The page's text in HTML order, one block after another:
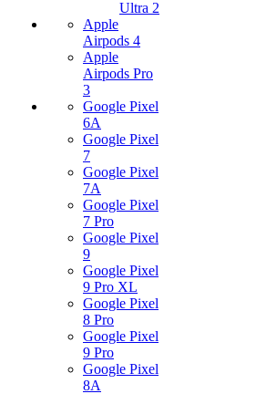
Ultra 2
Apple
Airpods 4
Apple
Airpods Pro
3
Google Pixel
6A
Google Pixel
7
Google Pixel
7А
Google Pixel
7 Pro
Google Pixel
9
Google Pixel
9 Pro XL
Google Pixel
8 Pro
Google Pixel
9 Pro
Google Pixel
8A